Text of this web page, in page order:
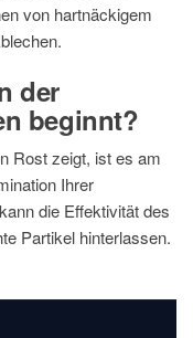
von hartnäckigem
der
beginnt?
Rost zeigt, ist es am
Ihrer
die Effektivität des
Partikel hinterlassen.